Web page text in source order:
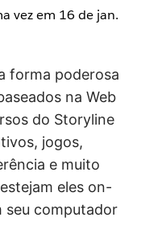
vez em 16 de jan.
forma poderosa
na Web
do Storyline
jogos,
e muito
eles on-
seu computador